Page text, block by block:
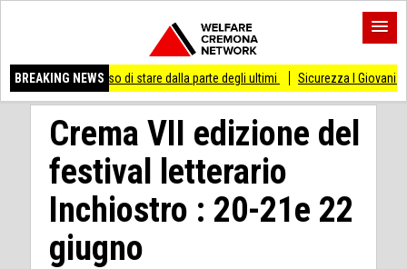
BREAKING NEWS
di stare dalla parte degli ultimi Sicurezza I Giovani Democratici
Crema VII edizione del
festival letterario
Inchiostro : 20-21e 22
giugno